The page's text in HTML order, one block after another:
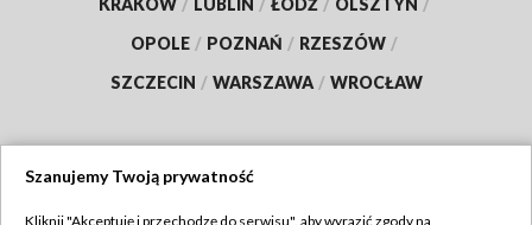
KRAKÓW / LUBLIN / ŁÓDŹ / OLSZTYN /
OPOLE / POZNAŃ / RZESZÓW /
SZCZECIN / WARSZAWA / WROCŁAW
Szanujemy Twoją prywatność
Kliknij "Akceptuję i przechodzę do serwisu", aby wyrazić zgody na